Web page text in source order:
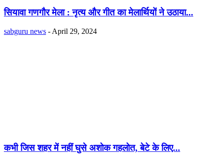
सियावा गणगौर मेला : नृत्य और गीत का मेलार्थियों ने उठाया...
sabguru news - April 29, 2024
कभी जिस शहर में नहीं घुसे अशोक गहलोत, बेटे के लिए...